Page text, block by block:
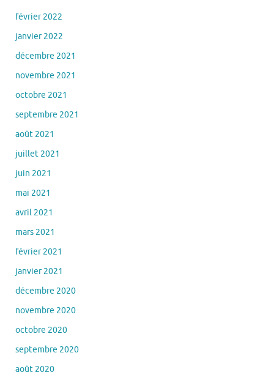
février 2022
janvier 2022
décembre 2021
novembre 2021
octobre 2021
septembre 2021
août 2021
juillet 2021
juin 2021
mai 2021
avril 2021
mars 2021
février 2021
janvier 2021
décembre 2020
novembre 2020
octobre 2020
septembre 2020
août 2020